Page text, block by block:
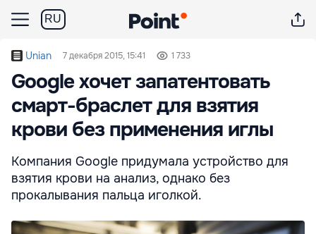
RU
Unian 7 декабря 2015, 15:41 1 733
Googlе хочет запатентовать
смарт-браслет для взятия
крови без применения иглы
Компания Google придумала устройство для
взятия крови на анализ, однако без
прокалывания пальца иголкой.